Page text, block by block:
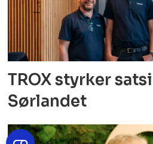
TROX styrker
Sørlandet